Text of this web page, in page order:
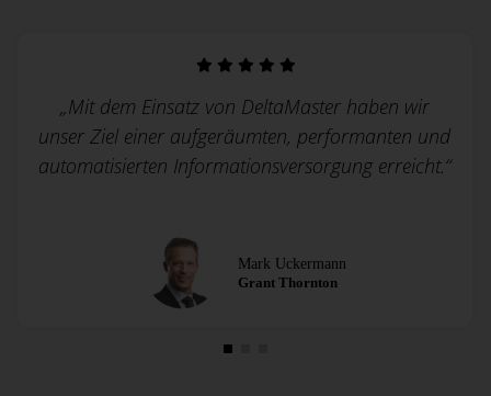
„Mit dem Einsatz von DeltaMaster haben wir
unser Ziel einer aufgeräumten, performanten und
automatisierten Informationsversorgung erreicht.“
Mark Uckermann
Grant Thornton